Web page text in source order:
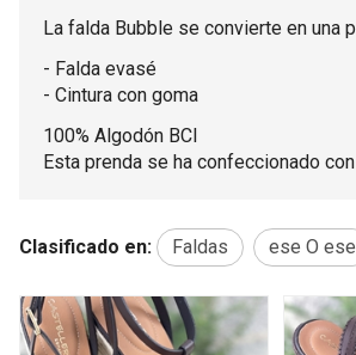
La falda Bubble se convierte en una
- Falda evasé
- Cintura con goma
100% Algodón BCI
Esta prenda se ha confeccionado
Clasificado en: Faldas ese O ese